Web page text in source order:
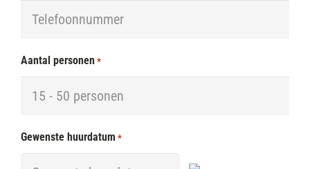
Aantal personen *
Gewenste huurdatum *